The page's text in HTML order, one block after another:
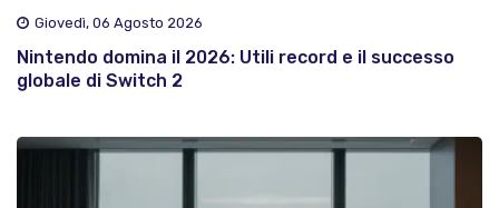
Giovedì, 06 Agosto 2026
Nintendo domina il 2026: Utili record e il successo
globale di Switch 2